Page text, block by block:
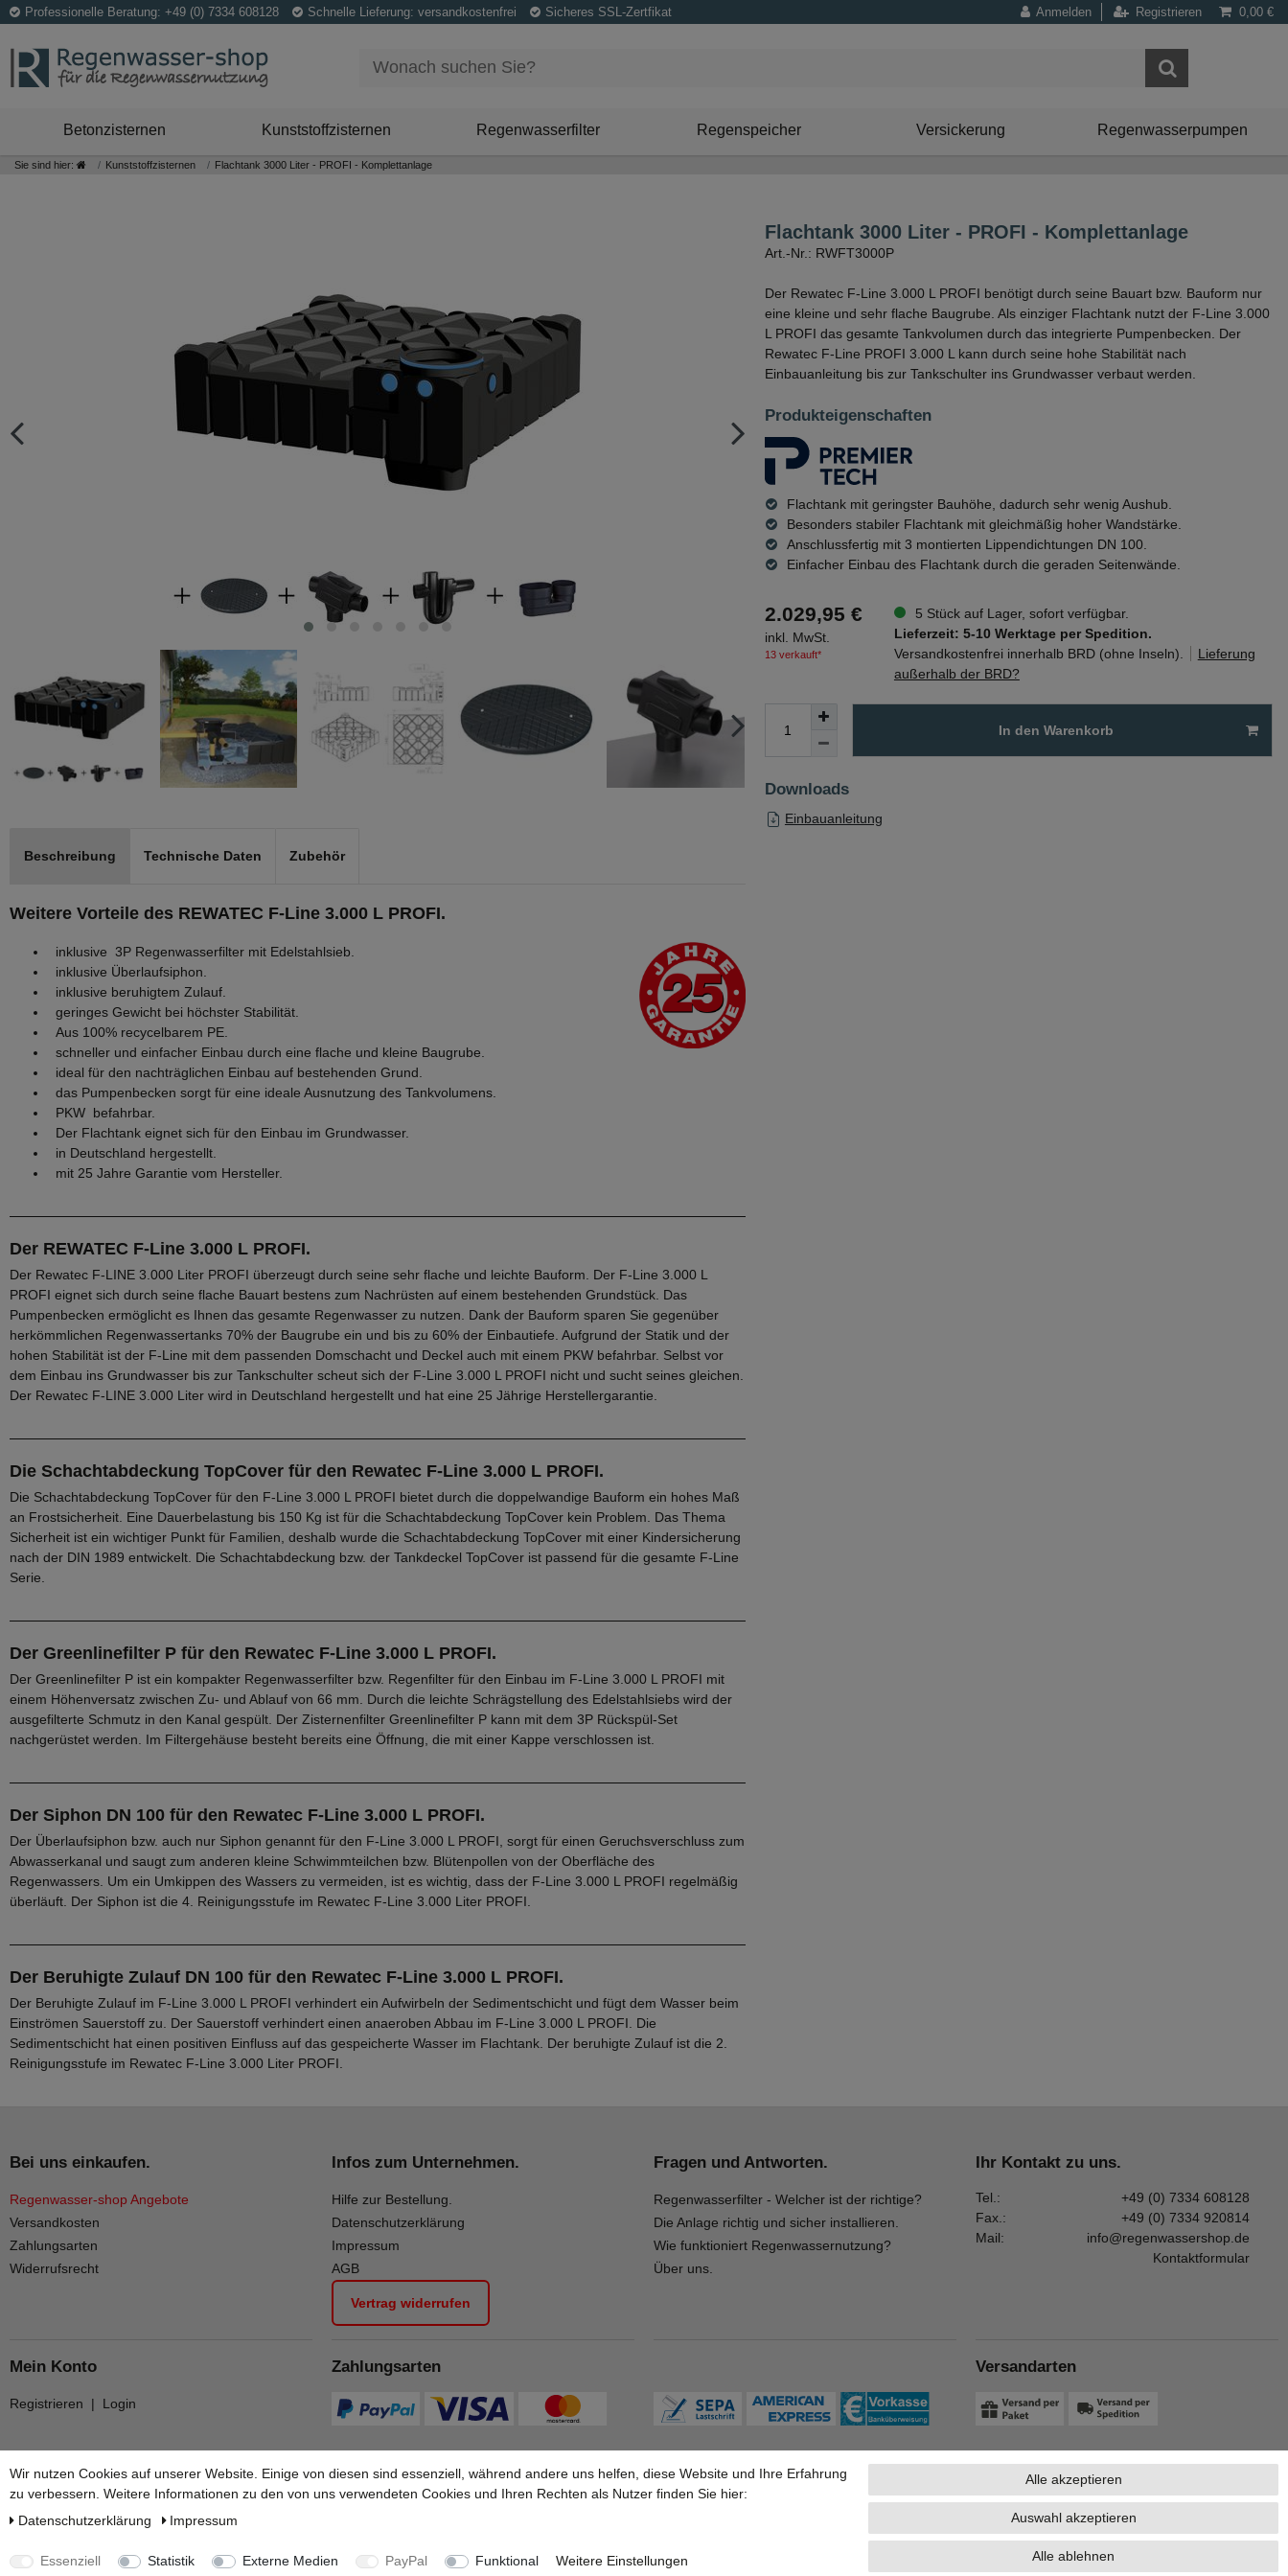
Professionelle Beratung: +49 (0) 7334 608128 Schnelle Lieferung: versandkostenfrei Sicheres SSL-Zertfikat Anmelden Registrieren 0,00 €
Betonzisternen Kunststoffzisternen Regenwasserfilter Regenspeicher Versickerung Regenwasserpumpen
Sie sind hier: Kunststoffzisternen Flachtank 3000 Liter - PROFI - Komplettanlage
Flachtank 3000 Liter - PROFI - Komplettanlage
Art.-Nr.: RWFT3000P
Der Rewatec F-Line 3.000 L PROFI benötigt durch seine Bauart bzw. Bauform nur
eine kleine und sehr flache Baugrube. Als einziger Flachtank nutzt der F-Line 3.000
L PROFI das gesamte Tankvolumen durch das integrierte Pumpenbecken. Der
Rewatec F-Line PROFI 3.000 L kann durch seine hohe Stabilität nach
Einbauanleitung bis zur Tankschulter ins Grundwasser verbaut werden.
Produkteigenschaften
Flachtank mit geringster Bauhöhe, dadurch sehr wenig Aushub.
Besonders stabiler Flachtank mit gleichmäßig hoher Wandstärke.
Anschlussfertig mit 3 montierten Lippendichtungen DN 100.
Einfacher Einbau des Flachtank durch die geraden Seitenwände.
2.029,95 €
inkl. MwSt.
13 verkauft*
5 Stück auf Lager, sofort verfügbar.
Lieferzeit: 5-10 Werktage per Spedition.
Versandkostenfrei innerhalb BRD (ohne Inseln).
Lieferung
außerhalb der BRD?
In den Warenkorb
Downloads
Einbauanleitung
Beschreibung Technische Daten Zubehör
Weitere Vorteile des REWATEC F-Line 3.000 L PROFI.
inklusive 3P Regenwasserfilter mit Edelstahlsieb.
inklusive Überlaufsiphon.
inklusive beruhigtem Zulauf.
geringes Gewicht bei höchster Stabilität.
Aus 100% recycelbarem PE.
schneller und einfacher Einbau durch eine flache und kleine Baugrube.
ideal für den nachträglichen Einbau auf bestehenden Grund.
das Pumpenbecken sorgt für eine ideale Ausnutzung des Tankvolumens.
PKW befahrbar.
Der Flachtank eignet sich für den Einbau im Grundwasser.
in Deutschland hergestellt.
mit 25 Jahre Garantie vom Hersteller.
Der REWATEC F-Line 3.000 L PROFI.
Der Rewatec F-LINE 3.000 Liter PROFI überzeugt durch seine sehr flache und leichte Bauform. Der F-Line 3.000 L
PROFI eignet sich durch seine flache Bauart bestens zum Nachrüsten auf einem bestehenden Grundstück. Das
Pumpenbecken ermöglicht es Ihnen das gesamte Regenwasser zu nutzen. Dank der Bauform sparen Sie gegenüber
herkömmlichen Regenwassertanks 70% der Baugrube ein und bis zu 60% der Einbautiefe. Aufgrund der Statik und der
hohen Stabilität ist der F-Line mit dem passenden Domschacht und Deckel auch mit einem PKW befahrbar. Selbst vor
dem Einbau ins Grundwasser bis zur Tankschulter scheut sich der F-Line 3.000 L PROFI nicht und sucht seines gleichen.
Der Rewatec F-LINE 3.000 Liter wird in Deutschland hergestellt und hat eine 25 Jährige Herstellergarantie.
Die Schachtabdeckung TopCover für den Rewatec F-Line 3.000 L PROFI.
Die Schachtabdeckung TopCover für den F-Line 3.000 L PROFI bietet durch die doppelwandige Bauform ein hohes Maß
an Frostsicherheit. Eine Dauerbelastung bis 150 Kg ist für die Schachtabdeckung TopCover kein Problem. Das Thema
Sicherheit ist ein wichtiger Punkt für Familien, deshalb wurde die Schachtabdeckung TopCover mit einer Kindersicherung
nach der DIN 1989 entwickelt. Die Schachtabdeckung bzw. der Tankdeckel TopCover ist passend für die gesamte F-Line
Serie.
Der Greenlinefilter P für den Rewatec F-Line 3.000 L PROFI.
Der Greenlinefilter P ist ein kompakter Regenwasserfilter bzw. Regenfilter für den Einbau im F-Line 3.000 L PROFI mit
einem Höhenversatz zwischen Zu- und Ablauf von 66 mm. Durch die leichte Schrägstellung des Edelstahlsiebs wird der
ausgefilterte Schmutz in den Kanal gespült. Der Zisternenfilter Greenlinefilter P kann mit dem 3P Rückspül-Set
nachgerüstet werden. Im Filtergehäuse besteht bereits eine Öffnung, die mit einer Kappe verschlossen ist.
Der Siphon DN 100 für den Rewatec F-Line 3.000 L PROFI.
Der Überlaufsiphon bzw. auch nur Siphon genannt für den F-Line 3.000 L PROFI, sorgt für einen Geruchsverschluss zum
Abwasserkanal und saugt zum anderen kleine Schwimmteilchen bzw. Blütenpollen von der Oberfläche des
Regenwassers. Um ein Umkippen des Wassers zu vermeiden, ist es wichtig, dass der F-Line 3.000 L PROFI regelmäßig
überläuft. Der Siphon ist die 4. Reinigungsstufe im Rewatec F-Line 3.000 Liter PROFI.
Der Beruhigte Zulauf DN 100 für den Rewatec F-Line 3.000 L PROFI.
Der Beruhigte Zulauf im F-Line 3.000 L PROFI verhindert ein Aufwirbeln der Sedimentschicht und fügt dem Wasser beim
Einströmen Sauerstoff zu. Der Sauerstoff verhindert einen anaeroben Abbau im F-Line 3.000 L PROFI. Die
Sedimentschicht hat einen positiven Einfluss auf das gespeicherte Wasser im Flachtank. Der beruhigte Zulauf ist die 2.
Reinigungsstufe im Rewatec F-Line 3.000 Liter PROFI.
Bei uns einkaufen.
Regenwasser-shop Angebote
Versandkosten
Zahlungsarten
Widerrufsrecht
Infos zum Unternehmen.
Hilfe zur Bestellung.
Datenschutzerklärung
Impressum
AGB
Vertrag widerrufen
Fragen und Antworten.
Regenwasserfilter - Welcher ist der richtige?
Die Anlage richtig und sicher installieren.
Wie funktioniert Regenwassernutzung?
Über uns.
Ihr Kontakt zu uns.
Tel.:
+49 (0) 7334 608128
Fax.:
+49 (0) 7334 920814
Mail:
info@regenwassershop.de
Kontaktformular
Mein Konto
Registrieren | Login
Zahlungsarten Versandarten
Copyright 2026 © Braun GmbH - Alle Rechte vorbehalten.
Wir nutzen Cookies auf unserer Website. Einige von diesen sind essenziell, während andere uns helfen, diese Website und Ihre Erfahrung
zu verbessern. Weitere Informationen zu den von uns verwendeten Cookies und Ihren Rechten als Nutzer finden Sie hier:
Daten­schutz­erklärung
Impressum
Essenziell Statistik Externe Medien PayPal Funktional Weitere Einstellungen
Alle akzeptieren
Auswahl akzeptieren
Alle ablehnen